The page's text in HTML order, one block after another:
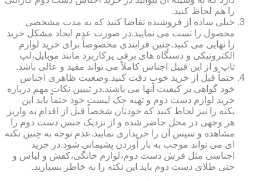
را هم لحاظ کنید.
خیلی ساده از فروشنده تقاضا کنید که به مدت مشخصی
محصول را تست می نمایید.در صورت عدم ایجاد مشکل خرید
را نهایی می کنید.چنین فرایندی مخصوصاً برای خرید لوازم
الکترونیکی و دستگاه های برقی پرکاربرد مانند موبایل،لپ
تاپ و از این قبیل اجناس کاملاً می تواند مفید و عالی باشد.
حتماً قبل از خرید خوب دقت کنید.وضعیت ظاهری اجناس
خود گواهی بر کیفیت آنها می باشند.در تبیین نکات مهم درباره
خرید لوازم دست دوم و تهیه چک لیست خود حتماً باید این
نکته را نیز لحاظ کنید که خودتان شخصاً قبل از اقدام به واریز
هر وجهی در محل حاضر شده و از نزدیک جنس دست دوم را
مشاهده و سپس آن را خریداری نمایید.عدم توجه به چنین نکته
ای می تواند موجب به بار آوردن پشیمانی شود.در خرید
اجناسی مثل فرش دست دوم،لوازم خانگی،کفش و لباس و
حتی طلای دست دوم باید این نکته را به خاطر بسپارید.